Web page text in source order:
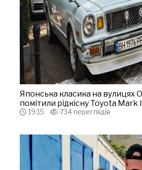
Японська класика на вулицях
помітили рідкісну Toyota Mark
19:15 734 переглядів